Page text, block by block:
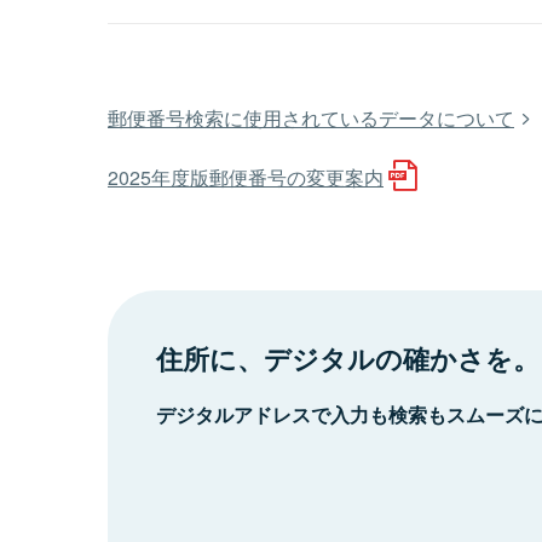
郵便番号検索に使用されているデータについて
2025年度版郵便番号の変更案内
住所に、デジタルの確かさを。
デジタルアドレスで入力も検索もスムーズ